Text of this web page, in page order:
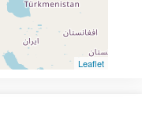
Leaflet